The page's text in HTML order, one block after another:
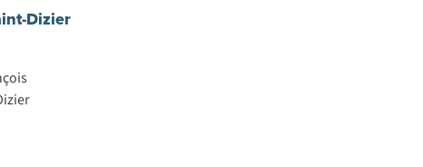
Dizier